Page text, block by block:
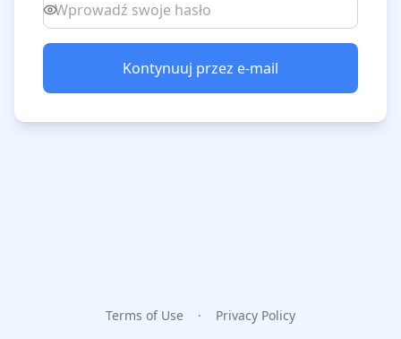
Kontynuuj przez e-mail
Terms of Use · Privacy Policy